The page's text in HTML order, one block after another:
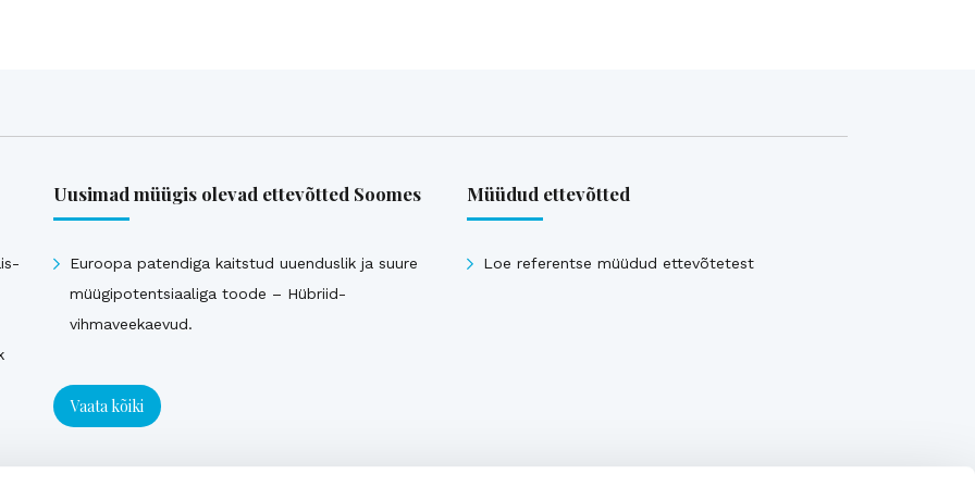
Uusimad müügis olevad ettevõtted Soomes
Euroopa patendiga kaitstud uuenduslik ja suure
müügipotentsiaaliga toode – Hübriid-
vihmaveekaevud.
Vaata kõiki
Müüdud ettevõtted
Loe referentse müüdud ettevõtetest